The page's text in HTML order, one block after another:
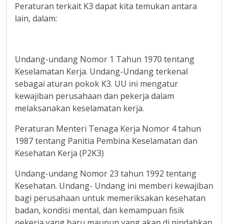
Peraturan terkait K3 dapat kita temukan antara
lain, dalam:
Undang-undang Nomor 1 Tahun 1970 tentang
Keselamatan Kerja. Undang-Undang terkenal
sebagai aturan pokok K3. UU ini mengatur
kewajiban perusahaan dan pekerja dalam
melaksanakan keselamatan kerja.
Peraturan Menteri Tenaga Kerja Nomor 4 tahun
1987 tentang Panitia Pembina Keselamatan dan
Kesehatan Kerja (P2K3)
Undang-undang Nomor 23 tahun 1992 tentang
Kesehatan. Undang- Undang ini memberi kewajiban
bagi perusahaan untuk memeriksakan kesehatan
badan, kondisi mental, dan kemampuan fisik